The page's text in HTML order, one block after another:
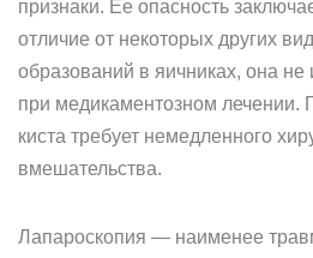
признаки. Ее опасность
отличие от некоторых других
образований в яичниках, она не
при медикаментозном лечении.
киста требует немедленного
вмешательства.
Лапароскопия — наименее